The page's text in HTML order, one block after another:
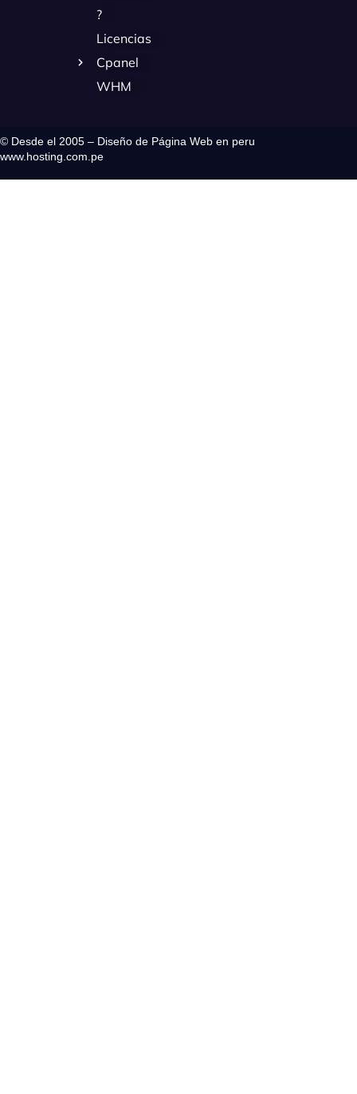
?
Licencias
Cpanel
WHM
© Desde el 2005 – Diseño de Página Web en peru
www.hosting.com.pe